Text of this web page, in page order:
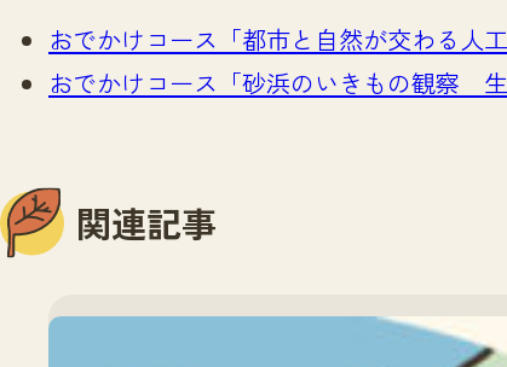
おでかけコース「都市と自然が交わる人
おでかけコース「砂浜のいきもの観察 生
関連記事